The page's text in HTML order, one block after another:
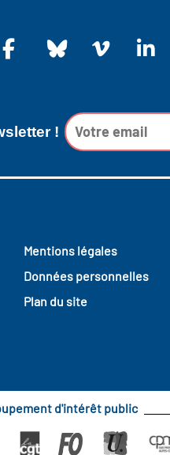
!
Mentions légales
Données personnelles
Plan du site
d'intérêt public